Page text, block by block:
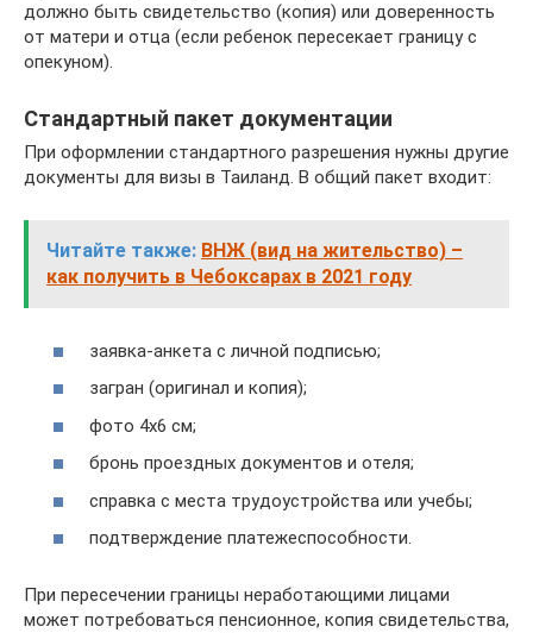
должно быть свидетельство (копия) или доверенность
от матери и отца (если ребенок пересекает границу с
опекуном).
Стандартный пакет документации
При оформлении стандартного разрешения нужны другие
документы для визы в Таиланд. В общий пакет входит:
Читайте также: ВНЖ (вид на жительство) –
как получить в Чебоксарах в 2021 году
заявка-анкета с личной подписью;
загран (оригинал и копия);
фото 4х6 см;
бронь проездных документов и отеля;
справка с места трудоустройства или учебы;
подтверждение платежеспособности.
При пересечении границы неработающими лицами
может потребоваться пенсионное, копия свидетельства,